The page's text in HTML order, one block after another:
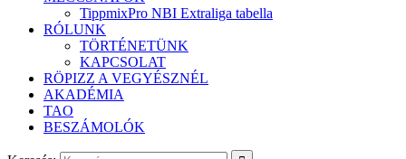
TippmixPro NBI Extraliga tabella
RÓLUNK
TÖRTÉNETÜNK
KAPCSOLAT
RÖPIZZ A VEGYÉSZNÉL
AKADÉMIA
TAO
BESZÁMOLÓK